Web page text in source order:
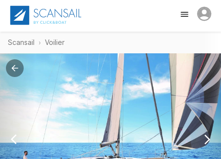
Scansail Voilier